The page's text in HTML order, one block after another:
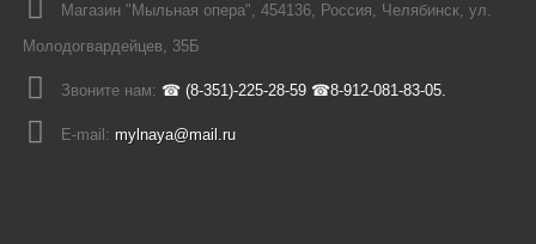
Магазин "Мыльная опера", 454136, Россия, Челябинск, ул.
Молодогвардейцев, 35Б
Звоните нам: ☎ (8-351)-225-28-59 ☎8-912-081-83-05.
E-mail: mylnaya@mail.ru